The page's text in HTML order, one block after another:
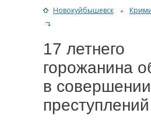
Новокуйбышевск
17 летнего
горожанина
в совершении
преступлений